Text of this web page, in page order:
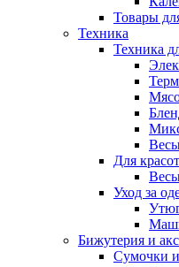
Товары
Техника
Техника
Для
Уход за
Бижутерия и
Сумочки